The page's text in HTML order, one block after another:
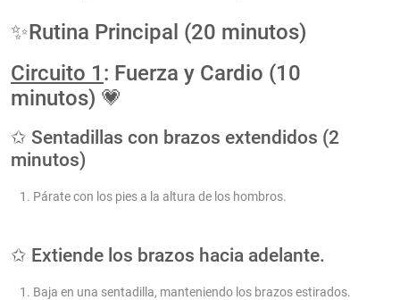
✨Rutina Principal (20 minutos)
Circuito 1 : Fuerza y Cardio (10
minutos) 💗
✩ Sentadillas con brazos extendidos (2
minutos)
Párate con los pies a la altura de los hombros.
✩ Extiende los brazos hacia adelante.
Baja en una sentadilla, manteniendo los brazos estirados.